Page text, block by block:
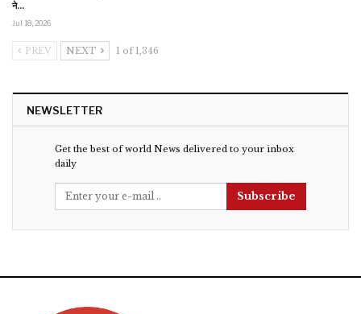
ने…
Jul 18, 2026
PREV NEXT 1 of 1,346
NEWSLETTER
Get the best of world News delivered to your inbox
daily
Subscribe